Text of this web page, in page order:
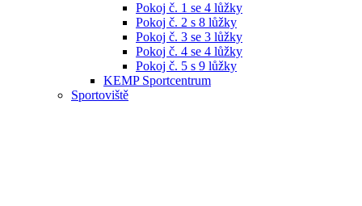
Pokoj č. 1 se 4 lůžky
Pokoj č. 2 s 8 lůžky
Pokoj č. 3 se 3 lůžky
Pokoj č. 4 se 4 lůžky
Pokoj č. 5 s 9 lůžky
KEMP Sportcentrum
Sportoviště